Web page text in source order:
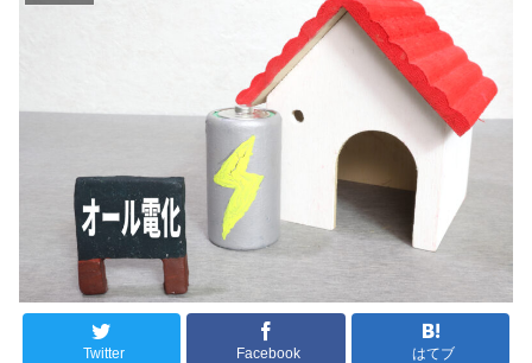
Twitter Facebook はてブ